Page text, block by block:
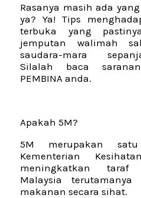
Rasanya masih ada
ya? Ya! Tips
terbuka yang
jemputan walimah
saudara-mara
Silalah baca
PEMBINA anda.
Apakah 5M?
5M merupakan
Kementerian
meningkatkan taraf
Malaysia terutamanya
makanan secara sihat.